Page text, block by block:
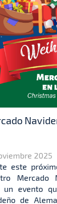
2025
este
Mercado
un evento
de